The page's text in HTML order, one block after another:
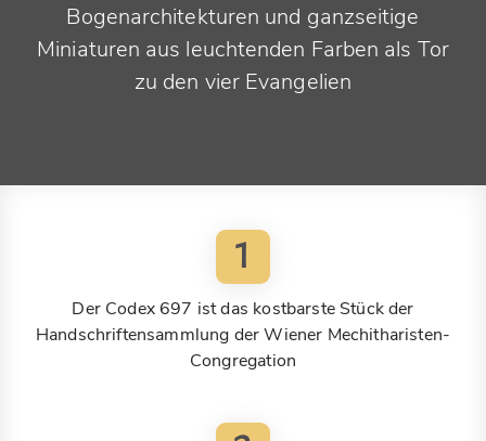
Bogenarchitekturen und ganzseitige
Miniaturen aus leuchtenden Farben als Tor
zu den vier Evangelien
1
Der Codex 697 ist das kostbarste Stück der
Handschriftensammlung der Wiener Mechitharisten-
Congregation